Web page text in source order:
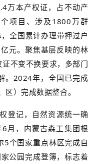
万本产权证，占不动产
项目、涉及1800万群
全国累计办理带押过户
元。聚焦基层反映的林
不变不换要求，多部门
。2024年，全国已完成
）完成数据整合。
登记，自然资源统一确
月，内蒙古森工集团根
5个国家重点林区完成自
公园完成登簿，标志着